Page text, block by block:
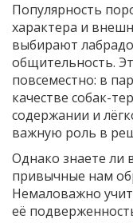
Популярность
характера и
выбирают
общительность.
повсеместно: в
качестве собак-
содержании и
важную роль в
Однако знаете ли
привычные нам
Немаловажно
её